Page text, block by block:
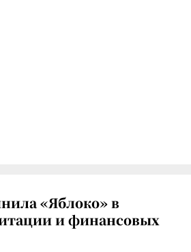
«Яблоко» в
и финансовых